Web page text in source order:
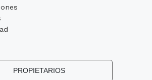
PROPIETARIOS